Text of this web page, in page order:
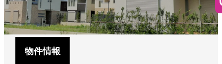
不動産買取
代表挨拶
会社概要
会社沿革
アクセス
お問い合わせ
物件情報